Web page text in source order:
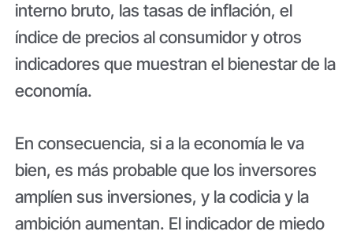
interno bruto, las tasas de inflación, el
índice de precios al consumidor y otros
indicadores que muestran el bienestar de la
economía.
En consecuencia, si a la economía le va
bien, es más probable que los inversores
amplíen sus inversiones, y la codicia y la
ambición aumentan. El indicador de miedo